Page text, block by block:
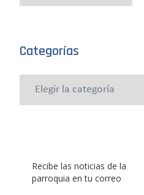
Categorías
Categorías
Recibe las noticias de la
parroquia en tu correo